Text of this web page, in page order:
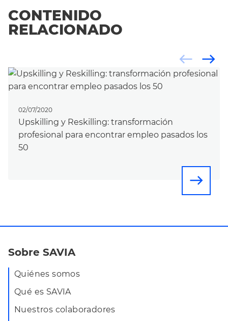
CONTENIDO
RELACIONADO
02/07/2020
Upskilling y Reskilling: transformación
profesional para encontrar empleo pasados los
50
east
east
west
Sobre SAVIA
Quiénes somos
Qué es SAVIA
Nuestros colaboradores